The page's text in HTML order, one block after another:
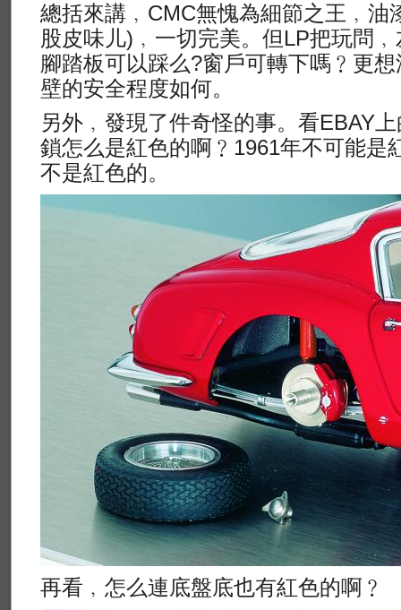
總括來講﹐CMC無愧為細節之王﹐油
股皮味儿)﹐一切完美。但LP把玩問
腳踏板可以踩么?窗戶可轉下嗎﹖更
壁的安全程度如何。
另外﹐發現了件奇怪的事。看EBAY
鎖怎么是紅色的啊﹖1961年不可能是
不是紅色的。
再看﹐怎么連底盤底也有紅色的啊﹖